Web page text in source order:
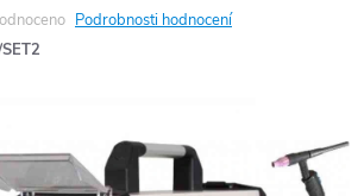
Podrobnosti hodnocení